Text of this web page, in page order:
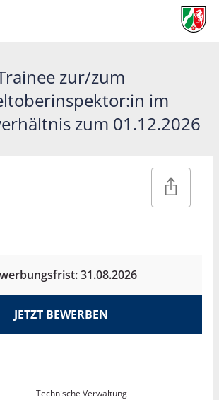
zur/zum
im
zum 01.12.2026
31.08.2026
JETZT BEWERBEN
Technische Verwaltung